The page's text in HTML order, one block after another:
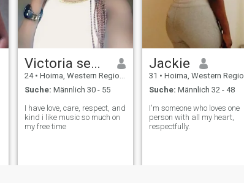
Victoria segobe
24 • Hoima, Western Region, Uganda
Suche: Männlich 30 - 55
I have love, care, respect, and
kind i like music so much on
my free time
Jackie
31 • Hoima, Western Region, Uganda
Suche: Männlich 32 - 48
I'm someone who loves one
person with all my heart,
respectfully.